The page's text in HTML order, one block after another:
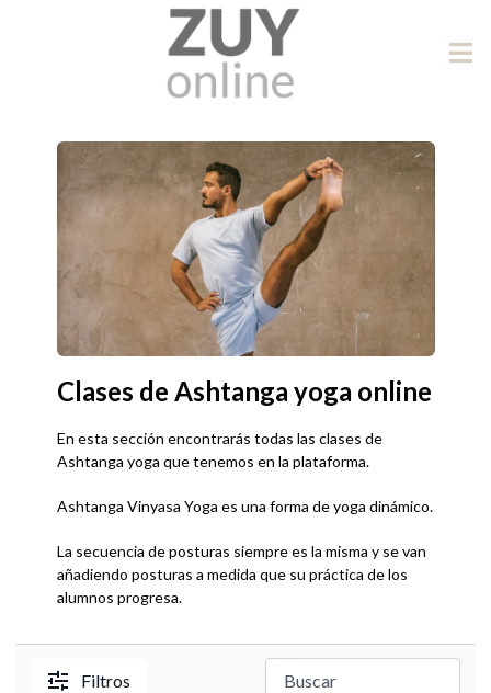
Clases de Ashtanga yoga online
En esta sección encontrarás todas las clases de
Ashtanga yoga que tenemos en la plataforma.
Ashtanga Vinyasa Yoga es una forma de yoga dinámico.
La secuencia de posturas siempre es la misma y se van
añadiendo posturas a medida que su práctica de los
alumnos progresa.
Filtros